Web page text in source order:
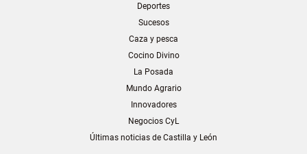
Deportes
Sucesos
Caza y pesca
Cocino Divino
La Posada
Mundo Agrario
Innovadores
Negocios CyL
Últimas noticias de Castilla y León